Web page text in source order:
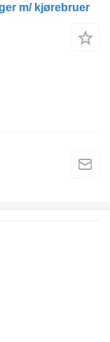
m/ kjørebruer